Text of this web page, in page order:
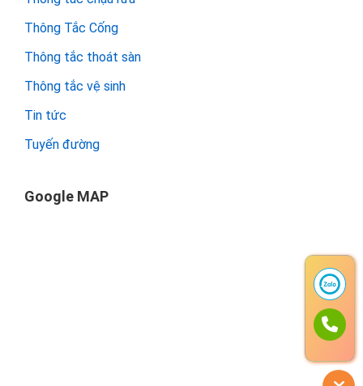
Thông Tắc Cống
Thông tắc thoát sàn
Thông tắc vệ sinh
Tin tức
Tuyến đường
Google MAP